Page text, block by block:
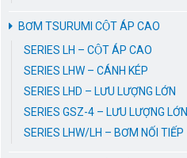
BƠM TSURUMI CỘT ÁP CAO
SERIES LH – CỘT ÁP CAO
SERIES LHW – CÁNH KÉP
SERIES LHD – LƯU LƯỢNG LỚN
SERIES GSZ-4 – LƯU LƯỢNG LỚN
SERIES LHW/LH – BƠM NỐI TIẾP